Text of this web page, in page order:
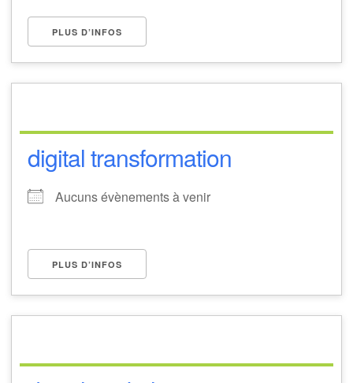
PLUS D’INFOS
digital transformation
Aucuns évènements à venir
PLUS D’INFOS